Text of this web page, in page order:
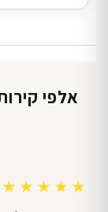
אלפי
★★★★★